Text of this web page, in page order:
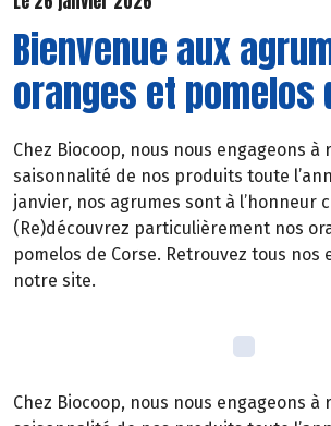
Bienvenue aux
oranges et pomelos
Chez Biocoop, nous nous engageons à
saisonnalité de nos produits toute
janvier, nos agrumes sont à l’honneur
(Re)découvrez particulièrement nos
pomelos de Corse. Retrouvez tous nos
notre site.
Chez Biocoop, nous nous engageons à